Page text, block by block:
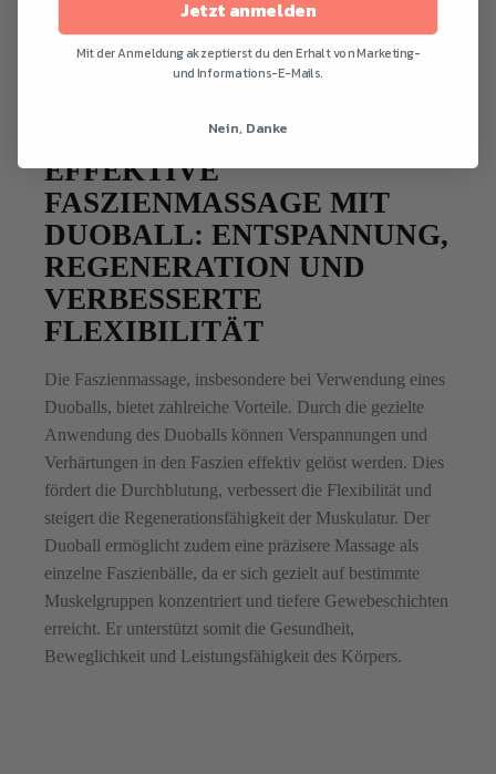
EFFEKTIVE
FASZIENMASSAGE MIT
DUOBALL: ENTSPANNUNG,
REGENERATION UND
VERBESSERTE
FLEXIBILITÄT
Die Faszienmassage, insbesondere bei Verwendung eines
Duoballs, bietet zahlreiche Vorteile. Durch die gezielte
Anwendung des Duoballs können Verspannungen und
Verhärtungen in den Faszien effektiv gelöst werden. Dies
fördert die Durchblutung, verbessert die Flexibilität und
steigert die Regenerationsfähigkeit der Muskulatur. Der
Duoball ermöglicht zudem eine präzisere Massage als
einzelne Faszienbälle, da er sich gezielt auf bestimmte
Muskelgruppen konzentriert und tiefere Gewebeschichten
erreicht. Er unterstützt somit die Gesundheit,
Beweglichkeit und Leistungsfähigkeit des Körpers.
Jetzt anmelden
Mit der Anmeldung akzeptierst du den Erhalt von Marketing-
und Informations-E-Mails.
Nein, Danke